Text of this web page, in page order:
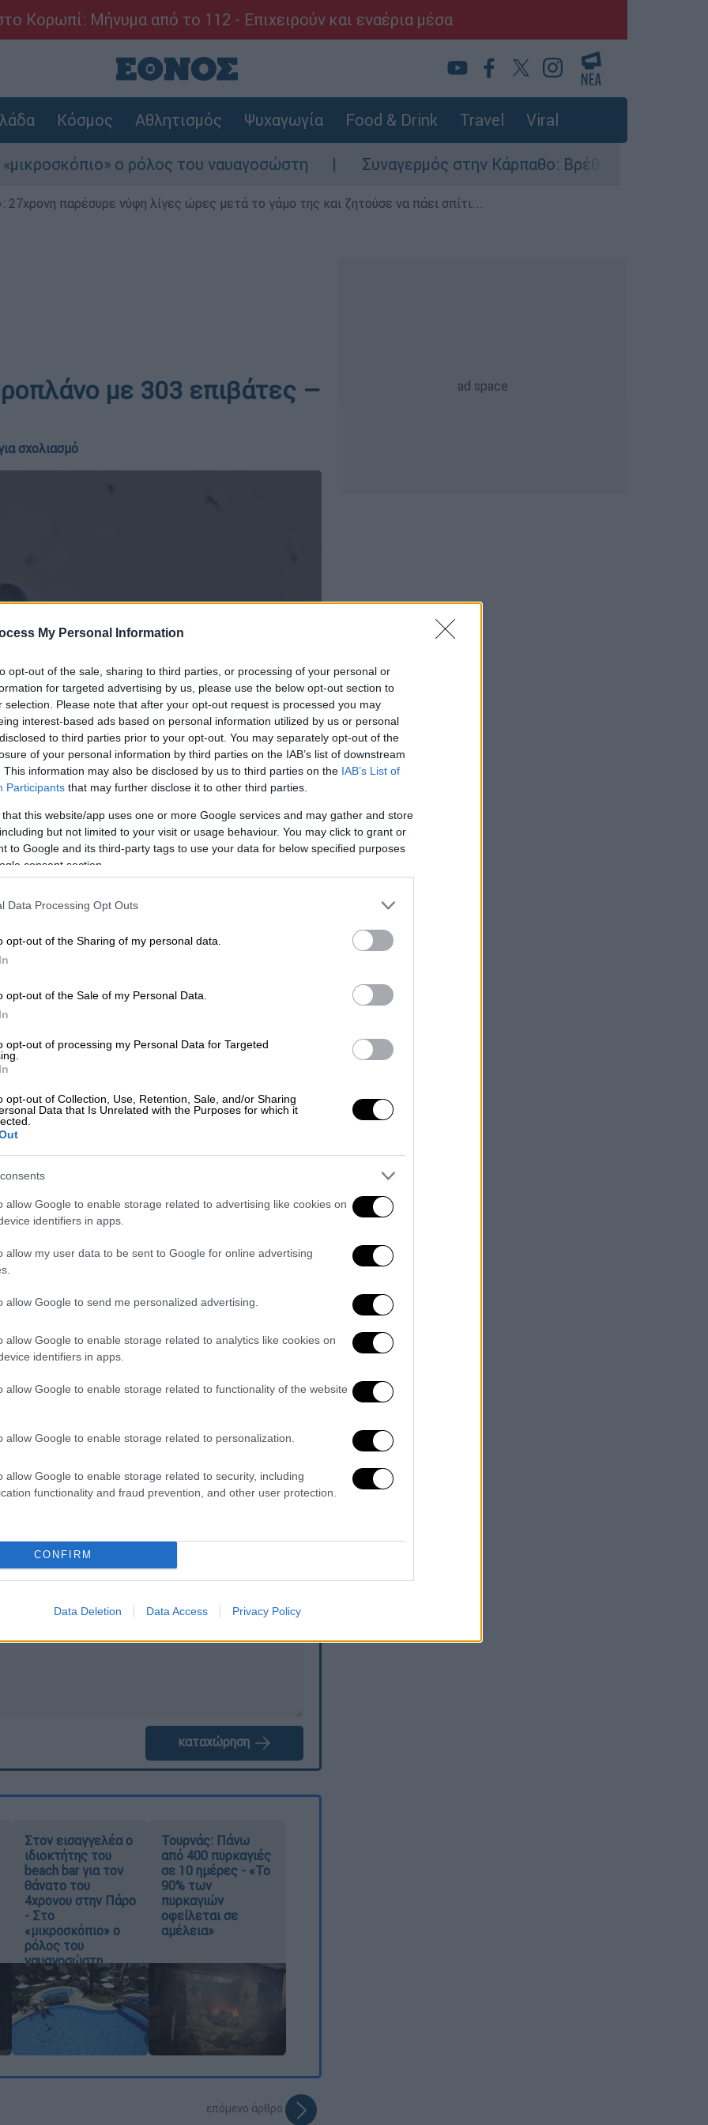
My Personal Information
opt-out of the sale, sharing to third parties, or processing of your personal or
for targeted advertising by us, please use the below opt-out section to
selection. Please note that after your opt-out request is processed you may
interest-based ads based on personal information utilized by us or personal
to third parties prior to your opt-out. You may separately opt-out of the
of your personal information by third parties on the IAB’s list of downstream
This information may also be disclosed by us to third parties on the IAB’s List of
Participants that may further disclose it to other third parties.
that this website/app uses one or more Google services and may gather and store
but not limited to your visit or usage behaviour. You may click to grant or
to Google and its third-party tags to use your data for below specified purposes
consent section.
Data Processing Opt Outs
opt-out of the Sharing of my personal data.
opt-out of the Sale of my Personal Data.
opt-out of processing my Personal Data for Targeted
opt-out of Collection, Use, Retention, Sale, and/or Sharing
Data that Is Unrelated with the Purposes for which it
allow Google to enable storage related to advertising like cookies on
identifiers in apps.
allow my user data to be sent to Google for online advertising
allow Google to send me personalized advertising.
allow Google to enable storage related to analytics like cookies on
identifiers in apps.
allow Google to enable storage related to functionality of the website
allow Google to enable storage related to personalization.
allow Google to enable storage related to security, including
functionality and fraud prevention, and other user protection.
CONFIRM
Data Deletion Data Access Privacy Policy
Κορωπί: Μήνυμα από το 112 - Επιχειρούν και εναέρια μέσα
Κόσμος Αθλητισμός Ψυχαγωγία Food & Drink Travel Viral
ο ρόλος του ναυαγοσώστη Συναγερμός στην Κάρπαθο: Βρέθηκαν παλιά
παρέσυρε νύφη λίγες ώρες μετά το γάμο της και ζητούσε να πάει σπίτι...
με 303 επιβάτες –
σχολιασμό
την απογείωση
το ΕΘΝΟΣ στη Google
επιβάτες από ταΗνωμένα Αραβικά
από την Πέμπτη στη
η εισαγγελία του Παρισιού, η
ανώνυμης προειδοποίησης» σύμφωνα
Ινδούς επιβάτες που ενδέχεται να
η εισαγγελία.
η οποία διευκρινίζει ότι το
ανεφοδιαστεί με καύσιμα, αυτοί οι
στην κεντρική Αμερική για να
παράτυπα στις Ηνωμένες Πολιτείες
εάν στοιχεία θα επιβεβαιώσουν την
συμμορία, έγκλημα που επισύρει
τριών εκατομμυρίων ευρώ», πρόσθεσε η
Γαλλία, δήλωσε ότι η πτήση αυτή, της
καθηλωμένη στον
μετά την προσγείωσή του το απόγευμα
των αερομεταφορών στο
ότι το αεροσκάφος παραμένει
ΕΘΝΟΣ θα παρεμβαίνει και τα προσβλητικά σχόλια θα
καταχώρηση
Στον εισαγγελέα ο
ιδιοκτήτης του
beach bar για τον
θάνατο του
4χρονου στην Πάρο
- Στο
«μικροσκόπιο» ο
ρόλος του
ναυαγοσώστη
Τουρνάς: Πάνω
από 400 πυρκαγιές
σε 10 ημέρες - «Το
90% των
πυρκαγιών
οφείλεται σε
αμέλεια»
επόμενο άρθρο